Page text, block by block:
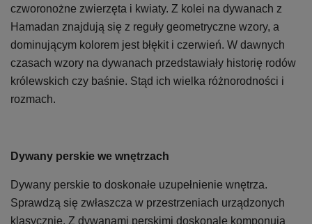
czworonożne zwierzęta i kwiaty. Z kolei na dywanach z
Hamadan znajdują się z reguły geometryczne wzory, a
dominującym kolorem jest błękit i czerwień. W dawnych
czasach wzory na dywanach przedstawiały historię rodów
królewskich czy baśnie. Stąd ich wielka różnorodności i
rozmach.
Dywany perskie we wnętrzach
Dywany perskie to doskonałe uzupełnienie wnętrza.
Sprawdzą się zwłaszcza w przestrzeniach urządzonych
klasycznie. Z dywanami perskimi doskonale komponują